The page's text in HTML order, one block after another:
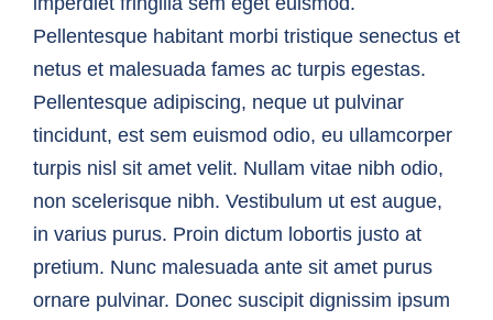
Pellentesque habitant morbi tristique senectus et
netus et malesuada fames ac turpis egestas.
Pellentesque adipiscing, neque ut pulvinar
tincidunt, est sem euismod odio, eu ullamcorper
turpis nisl sit amet velit. Nullam vitae nibh odio,
non scelerisque nibh. Vestibulum ut est augue,
in varius purus. Proin dictum lobortis justo at
pretium. Nunc malesuada ante sit amet purus
ornare pulvinar. Donec suscipit dignissim ipsum